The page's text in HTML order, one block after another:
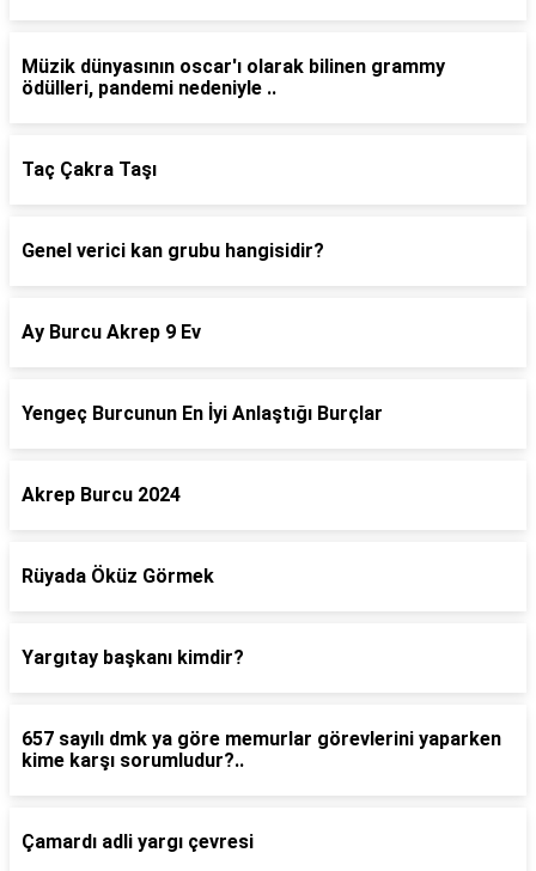
Müzik dünyasının oscar'ı olarak bilinen grammy
ödülleri, pandemi nedeniyle ..
Taç Çakra Taşı
Genel verici kan grubu hangisidir?
Ay Burcu Akrep 9 Ev
Yengeç Burcunun En İyi Anlaştığı Burçlar
Akrep Burcu 2024
Rüyada Öküz Görmek
Yargıtay başkanı kimdir?
657 sayılı dmk ya göre memurlar görevlerini yaparken
kime karşı sorumludur?..
Çamardı adli yargı çevresi